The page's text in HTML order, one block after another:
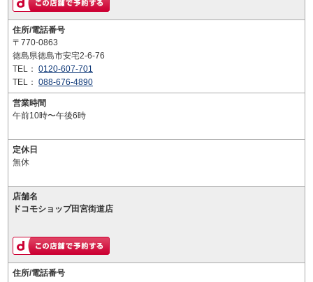
住所/電話番号
〒770-0863
徳島県徳島市安宅2-6-76
TEL： 0120-607-701
TEL： 088-676-4890
営業時間
午前10時〜午後6時
定休日
無休
店舗名
ドコモショップ田宮街道店
住所/電話番号